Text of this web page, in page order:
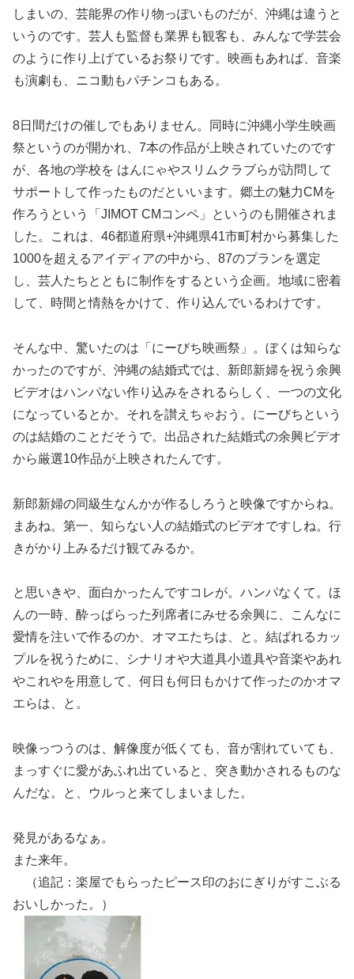
しまいの、芸能界の作り物っぽいものだが、沖縄は違うと
いうのです。芸人も監督も業界も観客も、みんなで学芸会
のように作り上げているお祭りです。映画もあれば、音楽
も演劇も、ニコ動もパチンコもある。
8日間だけの催しでもありません。同時に沖縄小学生映画
祭というのが開かれ、7本の作品が上映されていたのです
が、各地の学校を はんにゃやスリムクラブらが訪問して
サポートして作ったものだといいます。郷土の魅力CMを
作ろうという「JIMOT CMコンペ」というのも開催されま
した。これは、46都道府県+沖縄県41市町村から募集した
1000を超えるアイディアの中から、87のプランを選定
し、芸人たちとともに制作をするという企画。地域に密着
して、時間と情熱をかけて、作り込んでいるわけです。
そんな中、驚いたのは「にーびち映画祭」。ぼくは知らな
かったのですが、沖縄の結婚式では、新郎新婦を祝う余興
ビデオはハンパない作り込みをされるらしく、一つの文化
になっているとか。それを讃えちゃおう。にーびちという
のは結婚のことだそうで。出品された結婚式の余興ビデオ
から厳選10作品が上映されたんです。
新郎新婦の同級生なんかが作るしろうと映像ですからね。
まあね。第一、知らない人の結婚式のビデオですしね。行
きがかり上みるだけ観てみるか。
と思いきや、面白かったんですコレが。ハンパなくて。ほ
んの一時、酔っぱらった列席者にみせる余興に、こんなに
愛情を注いで作るのか、オマエたちは、と。結ばれるカッ
プルを祝うために、シナリオや大道具小道具や音楽やあれ
やこれやを用意して、何日も何日もかけて作ったのかオマ
エらは、と。
映像っつうのは、解像度が低くても、音が割れていても、
まっすぐに愛があふれ出ていると、突き動かされるものな
んだな。と、ウルっと来てしまいました。
発見があるなぁ。
また来年。
（追記：楽屋でもらったピース印のおにぎりがすこぶる
おいしかった。）